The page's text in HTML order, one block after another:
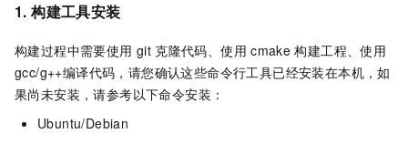
1. 构建工具安装
构建过程中需要使用 git 克隆代码、使用 cmake 构建工程、使用
gcc/g++编译代码，请您确认这些命令行工具已经安装在本机，如
果尚未安装，请参考以下命令安装：
Ubuntu/Debian